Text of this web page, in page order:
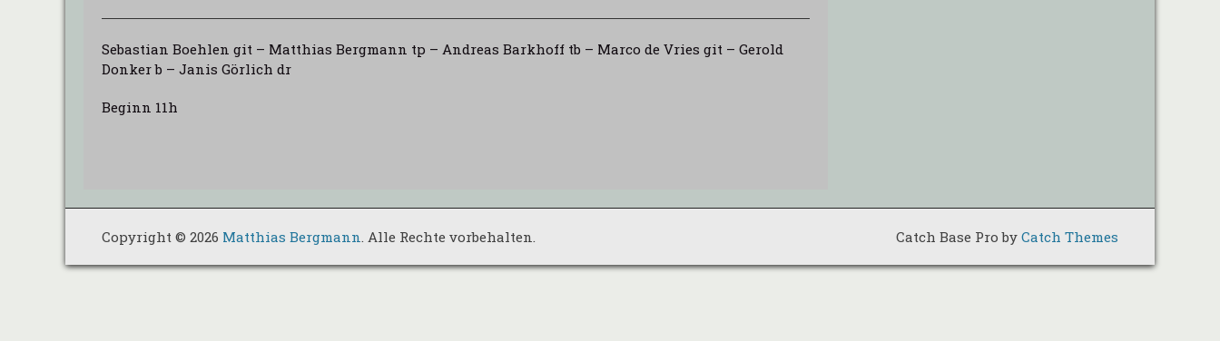
Sebastian Boehlen git – Matthias Bergmann tp – Andreas Barkhoff tb – Marco de Vries git – Gerold
Donker b – Janis Görlich dr
Beginn 11h
Copyright © 2026 Matthias Bergmann. Alle Rechte vorbehalten. Catch Base Pro by Catch Themes